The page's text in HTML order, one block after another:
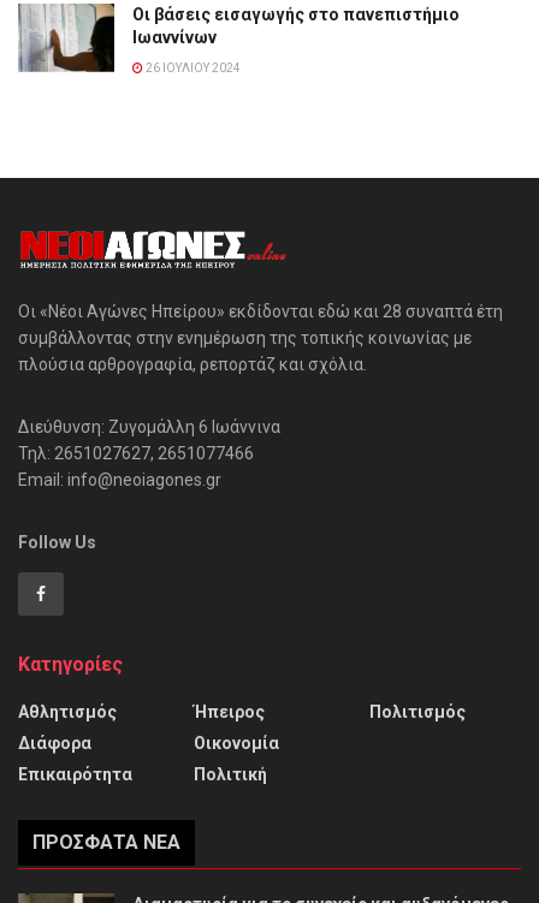
Οι βάσεις εισαγωγής στο πανεπιστήμιο
Ιωαννίνων
26 ΙΟΥΛΊΟΥ 2024
Οι «Νέοι Αγώνες Ηπείρου» εκδίδονται εδώ και 28 συναπτά έτη
συμβάλλοντας στην ενημέρωση της τοπικής κοινωνίας με
πλούσια αρθρογραφία, ρεπορτάζ και σχόλια.
Διεύθυνση: Ζυγομάλλη 6 Ιωάννινα
Τηλ: 2651027627, 2651077466
Email: info@neoiagones.gr
Follow Us
Κατηγορίες
Αθλητισμός
Διάφορα
Επικαιρότητα
Ήπειρος
Οικονομία
Πολιτική
Πολιτισμός
ΠΡΌΣΦΑΤΑ ΝΈΑ